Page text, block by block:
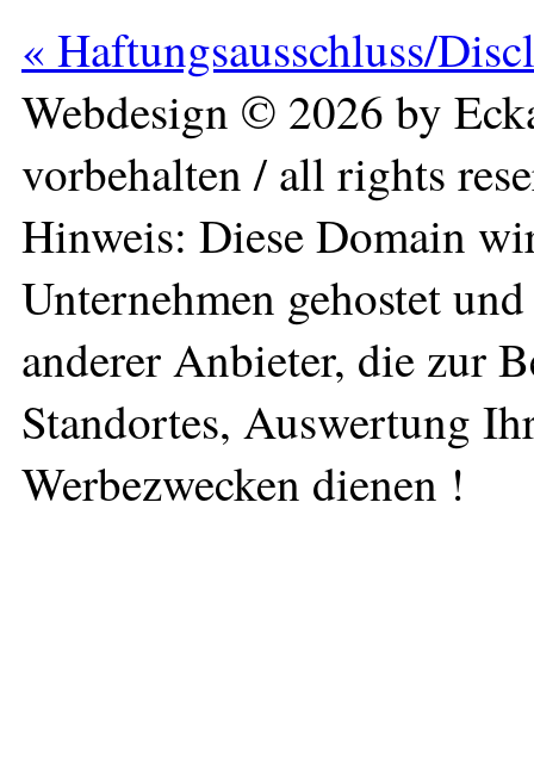
« Haftungsausschluss/
Webdesign © 2026 by
vorbehalten / all rights
Hinweis: Diese Domain
Unternehmen gehostet
anderer Anbieter, die zur
Standortes, Auswertung
Werbezwecken dienen !